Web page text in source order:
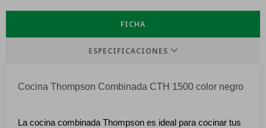
FICHA
ESPECIFICACIONES
Cocina Thompson Combinada CTH 1500 color negro
La cocina combinada Thompson es ideal para cocinar tus